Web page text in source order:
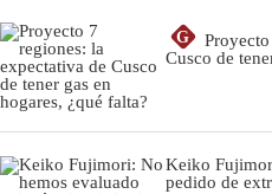
G
Cusco de
Keiko
pedido de